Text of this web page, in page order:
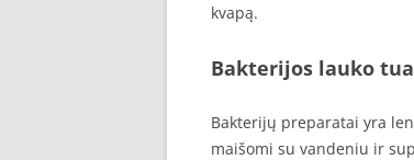
kvapą.
Bakterijos lauko
Bakterijų preparatai yra
maišomi su vandeniu ir